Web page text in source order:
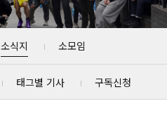
소식지 소모임
태그별 기사 구독신청